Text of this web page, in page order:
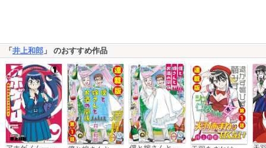
「 井上和郎 」 のおすすめ作品